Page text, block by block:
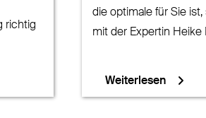
richtig
die optimale für Sie
mit der Expertin Heike
Weiterlesen